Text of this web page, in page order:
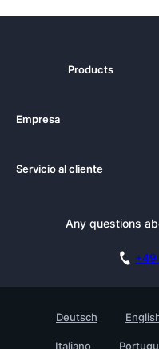
Products
Alternativas
Reserva una
Empresa
Prensa
Academia
Empresa
Servicio al cliente
Boletín informativo
Any questions
+49
Deutsch
Italiano